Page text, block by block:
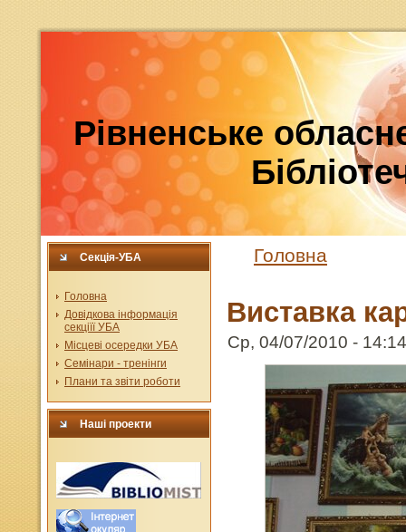
Рівненське
Секція-УБА
Головна
Довідкова інформація
секціїї УБА
Місцеві осередки УБА
Семінари - тренінги
Плани та звіти роботи
Наші проекти
Головна
Виставка
Ср, 04/07/2010 -